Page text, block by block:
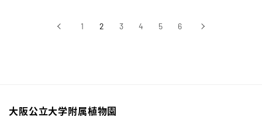
‹前へ 1 2 3 4 5 6 ›次へ
大阪公立大学附属植物園